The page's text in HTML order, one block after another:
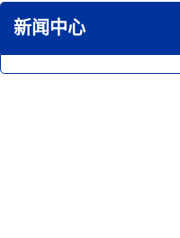
新闻中心